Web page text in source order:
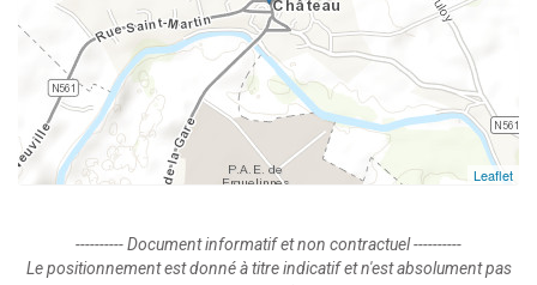
Leaflet
---------- Document informatif et non contractuel ----------
Le positionnement est donné à titre indicatif et n'est absolument pas